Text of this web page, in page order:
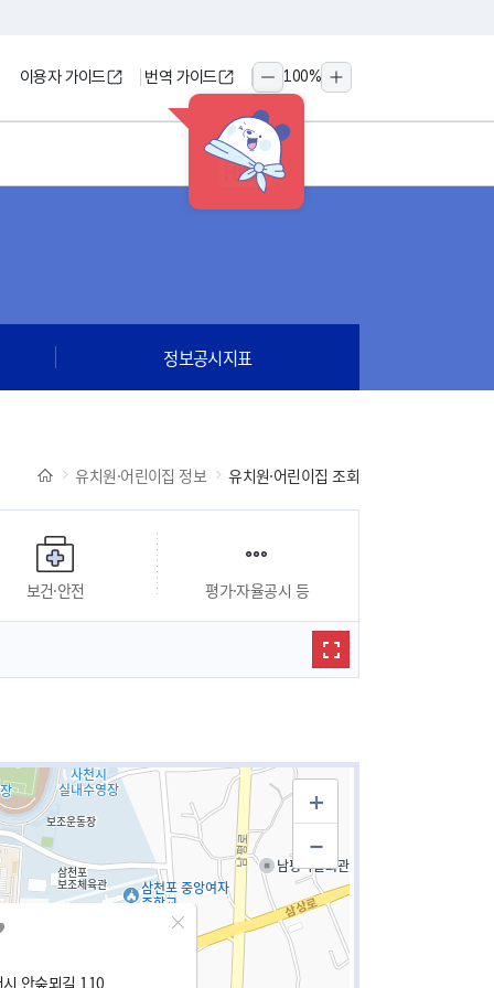
HINT
이용자 가이드 번역 가이드
축소
100%
확대
정보공시지표
유치원·어린이집 정보 유치원·어린이집 조회
보건·안전 평가·자율공시 등
안숲뫼길 110